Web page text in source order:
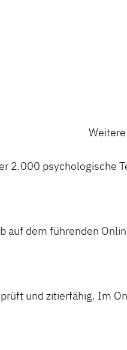
2.000 psychologische
auf dem führenden
und zitierfähig. Im